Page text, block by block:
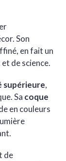
Son
en fait un
de science.
supérieure,
Sa coque
en couleurs
de